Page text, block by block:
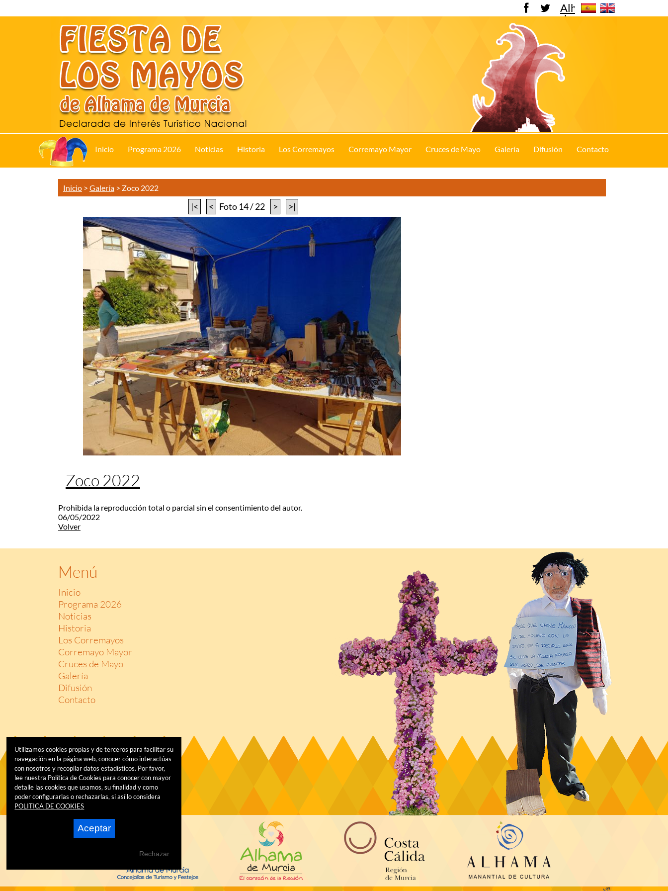
Alhama
de
Inicio Programa 2026 Noticias Historia Los Corremayos Corremayo Mayor Cruces de Mayo Galería Difusión Contacto
Inicio > Galería > Zoco 2022
|< < Foto 14 / 22 > >|
Zoco 2022
Prohibida la reproducción total o parcial sin el consentimiento del autor.
06/05/2022
Volver
Menú
Inicio
Programa 2026
Noticias
Historia
Los Corremayos
Corremayo Mayor
Cruces de Mayo
Galería
Difusión
Contacto
Utilizamos cookies propias y de terceros para facilitar su
navegación en la página web, conocer cómo interactúas
con nosotros y recopilar datos estadísticos. Por favor,
lee nuestra Política de Cookies para conocer con mayor
detalle las cookies que usamos, su finalidad y como
poder configurarlas o rechazarlas, si así lo considera
POLITICA DE COOKIES
Aceptar
Rechazar